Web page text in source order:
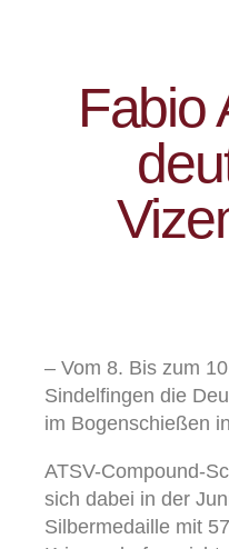
Fabio
– Vom 8. Bis zum
Sindelfingen die
im Bogenschießen
ATSV-Compound-
sich dabei in der
Silbermedaille mit